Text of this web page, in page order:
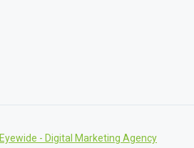
Eyewide - Digital Marketing Agency